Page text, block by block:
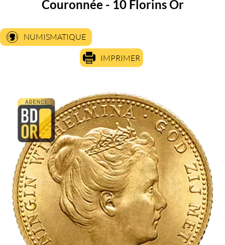
Couronnée - 10 Florins Or
NUMISMATIQUE
IMPRIMER